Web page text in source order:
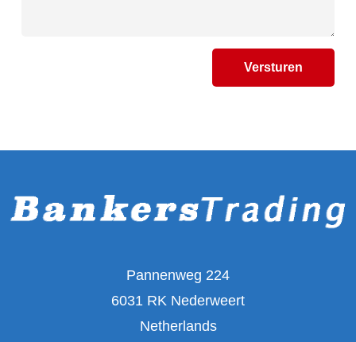
Versturen
Pannenweg 224
6031 RK Nederweert
Netherlands